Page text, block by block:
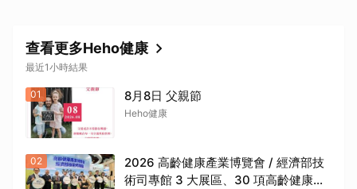
查看更多Heho健康
最近1小時結果
01 8月8日 父親節
Heho健康
02
2026 高齡健康產業博覽會 / 經濟部技
術司專館 3 大展區、30 項高齡健康科